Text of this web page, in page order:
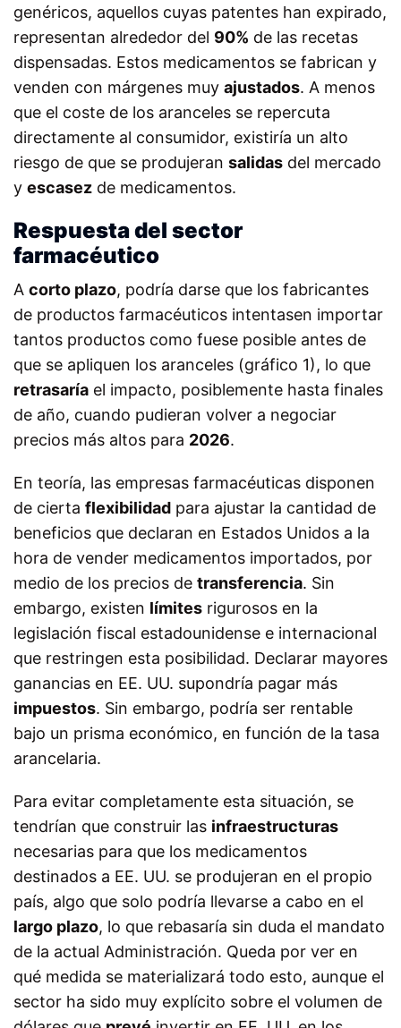
genéricos, aquellos cuyas patentes han expirado,
representan alrededor del 90% de las recetas
dispensadas. Estos medicamentos se fabrican y
venden con márgenes muy ajustados. A menos
que el coste de los aranceles se repercuta
directamente al consumidor, existiría un alto
riesgo de que se produjeran salidas del mercado
y escasez de medicamentos.
Respuesta del sector
farmacéutico
A corto plazo, podría darse que los fabricantes
de productos farmacéuticos intentasen importar
tantos productos como fuese posible antes de
que se apliquen los aranceles (gráfico 1), lo que
retrasaría el impacto, posiblemente hasta finales
de año, cuando pudieran volver a negociar
precios más altos para 2026.
En teoría, las empresas farmacéuticas disponen
de cierta flexibilidad para ajustar la cantidad de
beneficios que declaran en Estados Unidos a la
hora de vender medicamentos importados, por
medio de los precios de transferencia. Sin
embargo, existen límites rigurosos en la
legislación fiscal estadounidense e internacional
que restringen esta posibilidad. Declarar mayores
ganancias en EE. UU. supondría pagar más
impuestos. Sin embargo, podría ser rentable
bajo un prisma económico, en función de la tasa
arancelaria.
Para evitar completamente esta situación, se
tendrían que construir las infraestructuras
necesarias para que los medicamentos
destinados a EE. UU. se produjeran en el propio
país, algo que solo podría llevarse a cabo en el
largo plazo, lo que rebasaría sin duda el mandato
de la actual Administración. Queda por ver en
qué medida se materializará todo esto, aunque el
sector ha sido muy explícito sobre el volumen de